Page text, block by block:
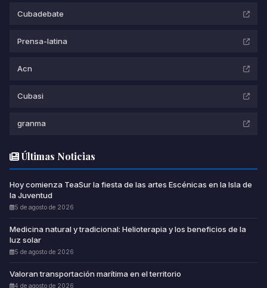
Cubadebate
Prensa-latina
Acn
Cubasi
granma
Últimas Noticias
Hoy comienza TeaSur la fiesta de las artes Escénicas en la Isla de
la Juventud
5 de agosto de 2026
Medicina natural y tradicional: Helioterapia y los beneficios de la
luz solar
5 de agosto de 2026
Valoran transportación marítima en el territorio
4 de agosto de 2026